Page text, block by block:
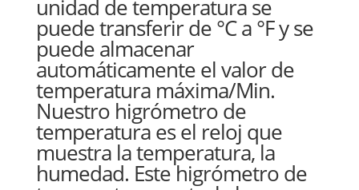
unidad de temperatura se
puede transferir de °C a °F y se
puede almacenar
automáticamente el valor de
temperatura máxima/Min.
Nuestro higrómetro de
temperatura es el reloj que
muestra la temperatura, la
humedad. Este higrómetro de